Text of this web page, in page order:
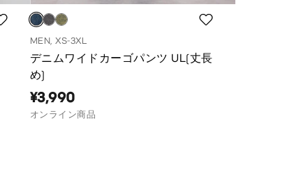
MEN, XS-3XL
デニムワイドカーゴパンツ UL(丈長
め)
¥3,990
オンライン商品